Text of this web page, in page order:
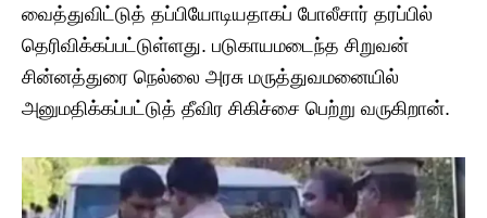
வைத்துவிட்டுத் தப்பியோடியதாகப் போலீசார் தரப்பில்
தெரிவிக்கப்பட்டுள்ளது. படுகாயமடைந்த சிறுவன்
சின்னத்துரை நெல்லை அரசு மருத்துவமனையில்
அனுமதிக்கப்பட்டுத் தீவிர சிகிச்சை பெற்று வருகிறான்.